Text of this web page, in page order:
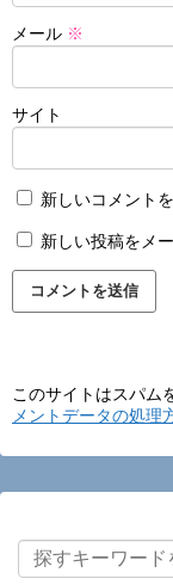
メール ※
サイト
新しいコメント
新しい投稿をメ
このサイトはスパム
メントデータの処理